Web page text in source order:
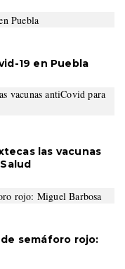
19 en Puebla
las vacunas
semáforo rojo: